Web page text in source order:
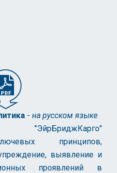
- на русском языке
принципов,
выявление и
проявлений в